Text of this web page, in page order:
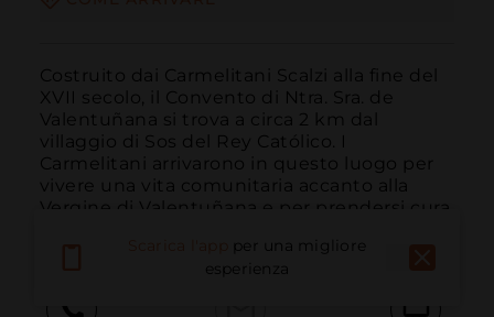
Costruito dai Carmelitani Scalzi alla fine del
XVII secolo, il Convento di Ntra. Sra. de
Valentuñana si trova a circa 2 km dal
villaggio di Sos del Rey Católico. I
Carmelitani arrivarono in questo luogo per
vivere una vita comunitaria accanto alla
Vergine di Valentuñana e per prendersi cura
per una migliore
esperienza